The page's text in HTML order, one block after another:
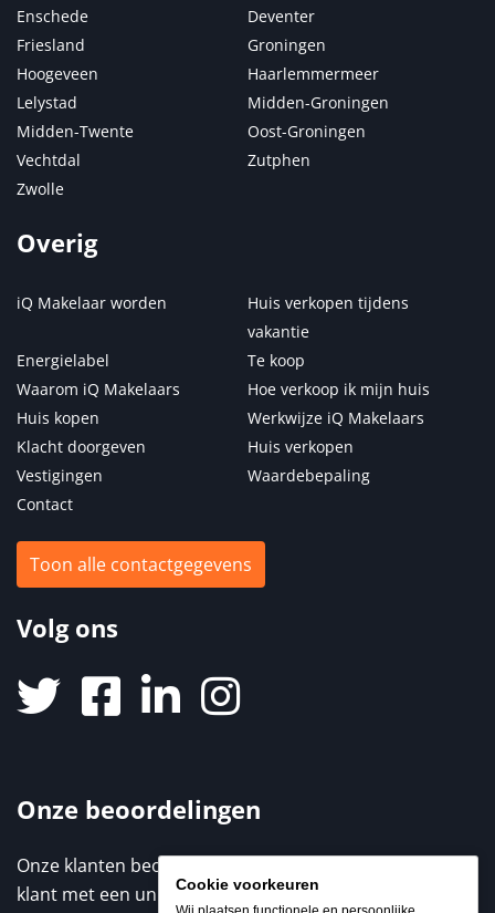
Cookie voorkeuren
Enschede
Deventer
Friesland
Groningen
Hoogeveen
Haarlemmermeer
Lelystad
Midden-Groningen
Midden-Twente
Oost-Groningen
Vechtdal
Zutphen
Zwolle
Overig
iQ Makelaar worden
Huis verkopen tijdens
vakantie
Energielabel
Te koop
Waarom iQ Makelaars
Hoe verkoop ik mijn huis
Huis kopen
Werkwijze iQ Makelaars
Klacht doorgeven
Huis verkopen
Vestigingen
Waardebepaling
Contact
Toon alle contactgegevens
Volg ons
Onze beoordelingen
Onze klanten beoordelen ons met een 9,3 / 10. Elke
klant met een unieke ervaring. Benieuwd naar de